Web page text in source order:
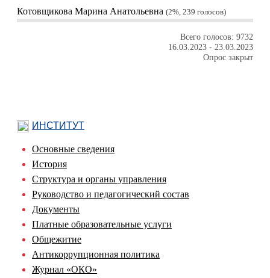
Котовщикова Марина Анатольевна 2%, 239 голосов
Всего голосов: 9732
16.03.2023 - 23.03.2023
Опрос закрыт
ИНСТИТУТ
Основные сведения
История
Структура и органы управления
Руководство и педагогический состав
Документы
Платные образовательные услуги
Общежитие
Антикоррупционная политика
Журнал «ОКО»